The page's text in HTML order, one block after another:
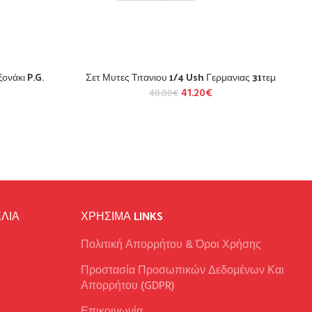
P.G. Σετ Μυτες Τιτανιου 1/4 Ush Γερμανιας 31τεμ
48.00€ 41.20€
ΧΡΉΣΙΜΑ LINKS
Πολιτική Απορρήτου & Όροι Χρήσης
Προστασία Προσωπικών Δεδομένων Και
Απορρήτου (GDPR)